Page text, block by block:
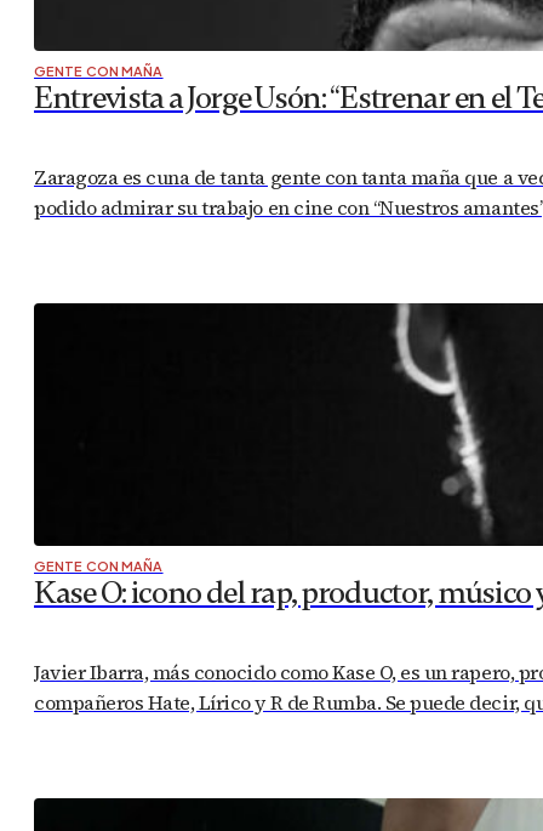
GENTE CON MAÑA
Entrevista a Jorge Usón: “Estrenar en el
Zaragoza es cuna de tanta gente con tanta maña que a
podido admirar su trabajo en cine con “Nuestros
GENTE CON MAÑA
Kase O: icono del rap, productor, músico
Javier Ibarra, más conocido como Kase O, es un rapero,
compañeros Hate, Lírico y R de Rumba. Se puede decir,